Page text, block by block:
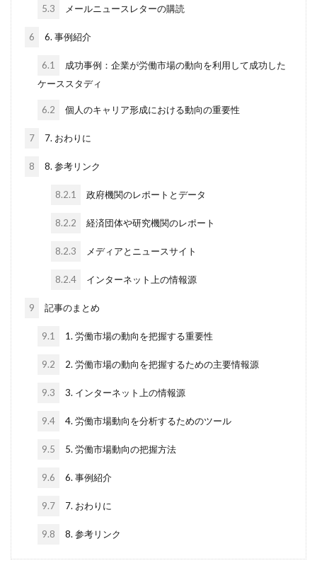
5.3 メールニュースレターの購読
6 6. 事例紹介
6.1
成功事例：企業が労働市場の動向を利用して成功した
ケーススタディ
6.2 個人のキャリア形成における動向の重要性
7 7. おわりに
8 8. 参考リンク
8.2.1 政府機関のレポートとデータ
8.2.2 経済団体や研究機関のレポート
8.2.3 メディアとニュースサイト
8.2.4 インターネット上の情報源
9 記事のまとめ
9.1 1. 労働市場の動向を把握する重要性
9.2 2. 労働市場の動向を把握するための主要情報源
9.3 3. インターネット上の情報源
9.4 4. 労働市場動向を分析するためのツール
9.5 5. 労働市場動向の把握方法
9.6 6. 事例紹介
9.7 7. おわりに
9.8 8. 参考リンク